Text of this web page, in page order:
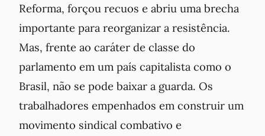
Reforma, forçou recuos e abriu uma brecha
importante para reorganizar a resistência.
Mas, frente ao caráter de classe do
parlamento em um país capitalista como o
Brasil, não se pode baixar a guarda. Os
trabalhadores empenhados em construir um
movimento sindical combativo e